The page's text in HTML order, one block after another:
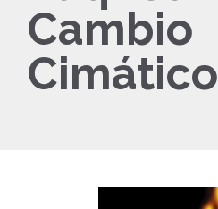
Cambio
Cimático